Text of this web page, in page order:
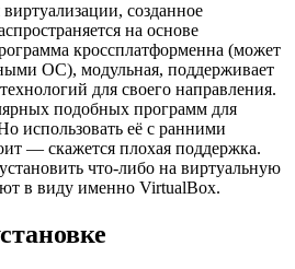
созданное
на основе
кроссплатформенна (может
ОС), модульная, поддерживает
для своего направления.
подобных программ для
использовать её с ранними
— скажется плохая поддержка.
что-либо на виртуальную
в виду именно VirtualBox.